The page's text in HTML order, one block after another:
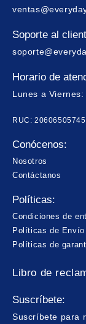
Soporte al
Horario de
Lunes a
RUC:
Conócenos:
Nosotros
Contáctanos
Políticas:
Condiciones de
Políticas de Envío
Políticas de
Libro de
Suscríbete:
Suscríbete para